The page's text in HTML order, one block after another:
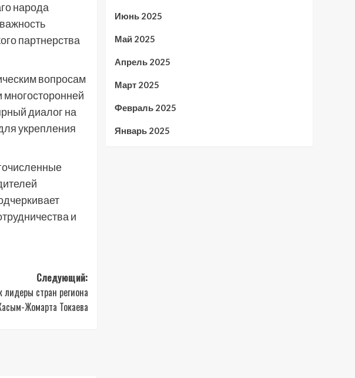
народа
партнерства
вопросам
диалог на
укрепления
и
Следующий:
стран региона
Жомарта Токаева
Июнь 2025
Май 2025
Апрель 2025
Март 2025
Февраль 2025
Январь 2025